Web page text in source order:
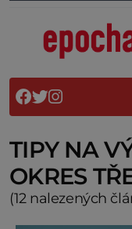
TIPY NA
OKRES
(12 nalezených